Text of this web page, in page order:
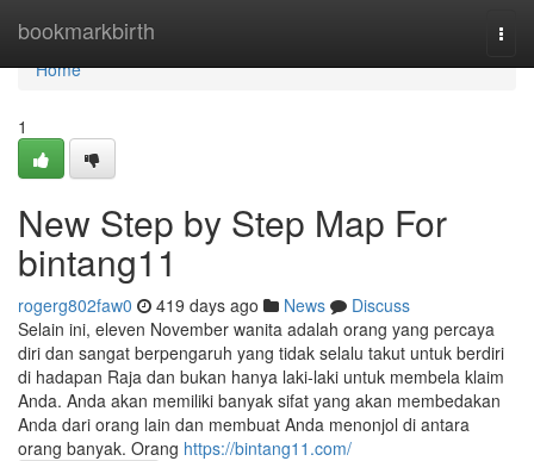
bookmarkbirth
Home
Home
1
New Step by Step Map For
bintang11
rogerg802faw0 419 days ago News
Discuss
Selain ini, eleven November wanita adalah orang yang percaya
diri dan sangat berpengaruh yang tidak selalu takut untuk berdiri
di hadapan Raja dan bukan hanya laki-laki untuk membela klaim
Anda. Anda akan memiliki banyak sifat yang akan membedakan
Anda dari orang lain dan membuat Anda menonjol di antara
orang banyak. Orang https://bintang11.com/